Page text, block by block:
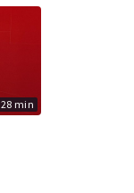
28 min